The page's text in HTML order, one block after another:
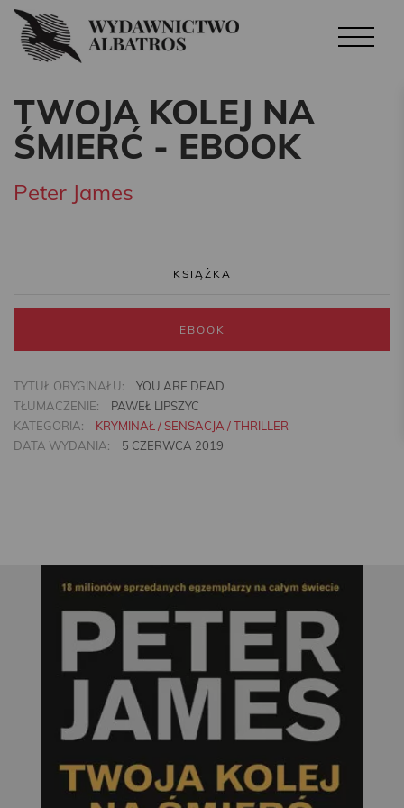
TWOJA KOLEJ NA
ŚMIERĆ - EBOOK
Peter James
KSIĄŻKA
EBOOK
TYTUŁ ORYGINAŁU:
YOU ARE DEAD
TŁUMACZENIE:
PAWEŁ LIPSZYC
KATEGORIA:
KRYMINAŁ / SENSACJA / THRILLER
DATA WYDANIA:
5 CZERWCA 2019